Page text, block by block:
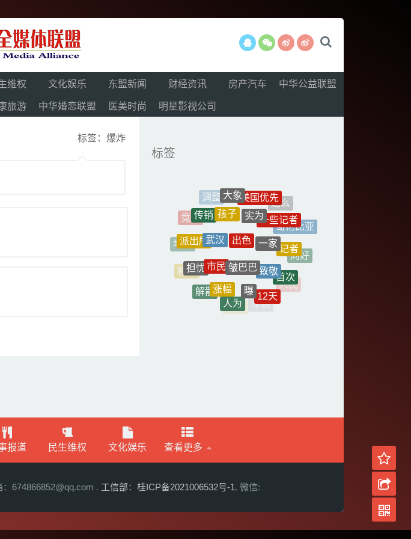
维权 文化娱乐 东盟新闻 财经资讯 房产汽车 中华公益联盟
旅游 中华婚恋联盟 医美时尚 明星影视公司
标签：爆炸
标签
大象美国优先
这么
竟然
传销 孩子 实为
一些记者
哥伦比亚
地区
派出所武汉 出色 一家
记者
向好
格子
担忧市民 皱巴巴致敬
首次
人民
资料
解散涨幅
曝
12天
车辆
地震
人为
报道 民生维权 文化娱乐 查看更多
674866852@qq.com . 工信部：桂ICP备2021006532号-1. 微信: